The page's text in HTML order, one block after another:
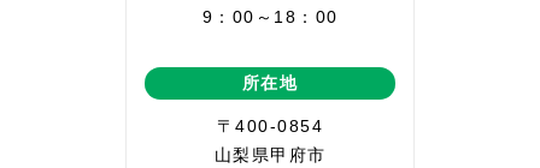
9：00～18：00
所在地
〒400-0854
山梨県甲府市